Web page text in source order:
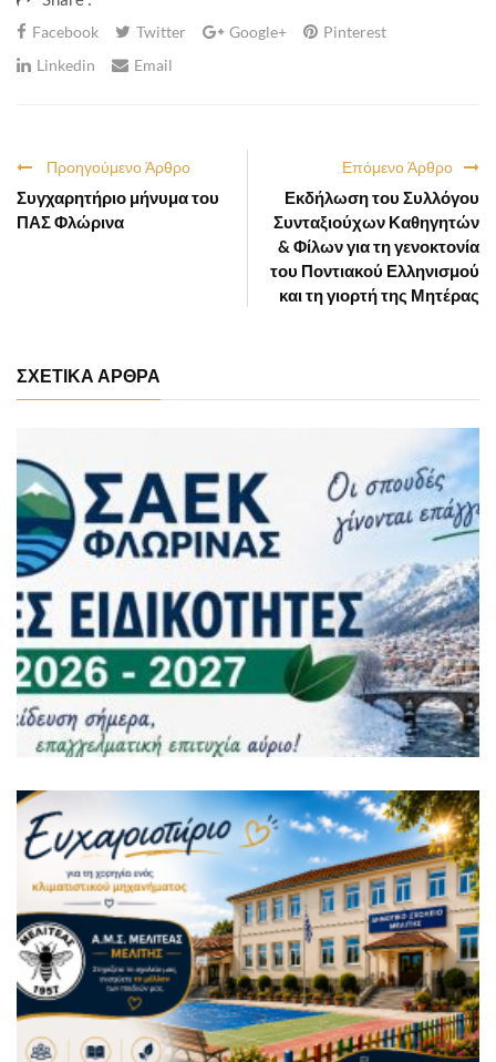
Facebook Twitter Google+
Pinterest
Linkedin
Email
Επόμενο Άρθρο
Εκδήλωση του Συλλόγου
Συνταξιούχων Καθηγητών
& Φίλων για τη γενοκτονία
του Ποντιακού Ελληνισμού
και τη γιορτή της Μητέρας
Προηγούμενο Άρθρο
Συγχαρητήριο μήνυμα του
ΠΑΣ Φλώρινα
ΣΧΕΤΙΚΑ ΑΡΘΡΑ